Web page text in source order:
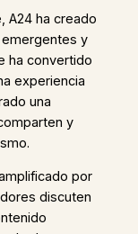
A24 ha creado
y
ha convertido
experiencia
una
y
por
discuten